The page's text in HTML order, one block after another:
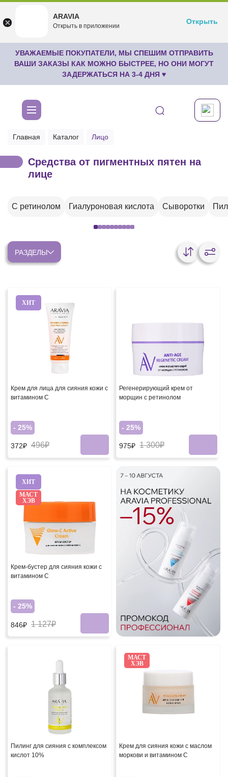
undefined
Бесплатноru.aravia.new
Открыть
УВАЖАЕМЫЕ ПОКУПАТЕЛИ, МЫ СПЕШИМ ОТПРАВИТЬ
ВАШИ ЗАКАЗЫ КАК МОЖНО БЫСТРЕЕ, НО ОНИ МОГУТ
ЗАДЕРЖАТЬСЯ НА 3-4 ДНЯ ♥
Главная Каталог Лицо
Средства от пигментных пятен на
лице
С ретинолом Гиалуроновая кислота Сыворотки
РАЗДЕЛЫ
ХИТ
Крем для лица для сияния кожи с
витамином С
- 25%
372₽ 496₽
Регенерирующий крем от
морщин с ретинолом
- 25%
975₽ 1 300₽
ХИТ
МАСТ
ХЭВ
Крем-бустер для сияния кожи с
витамином С
- 25%
846₽ 1 127₽
Пилинг для сияния с комплексом
кислот 10%
МАСТ
ХЭВ
Крем для сияния кожи с маслом
моркови и витамином C
ARAVIA
Открыть в приложении
Открыть